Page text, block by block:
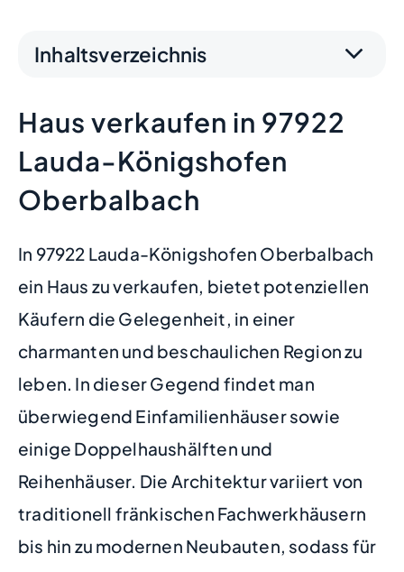
Inhaltsverzeichnis
Haus verkaufen in 97922
Lauda-Königshofen
Oberbalbach
In 97922 Lauda-Königshofen Oberbalbach
ein Haus zu verkaufen, bietet potenziellen
Käufern die Gelegenheit, in einer
charmanten und beschaulichen Region zu
leben. In dieser Gegend findet man
überwiegend Einfamilienhäuser sowie
einige Doppelhaushälften und
Reihenhäuser. Die Architektur variiert von
traditionell fränkischen Fachwerkhäusern
bis hin zu modernen Neubauten, sodass für